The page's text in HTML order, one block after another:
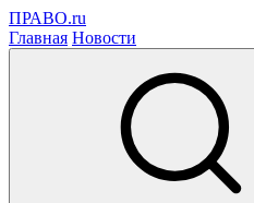
ПРАВО.ru
Главная Новости